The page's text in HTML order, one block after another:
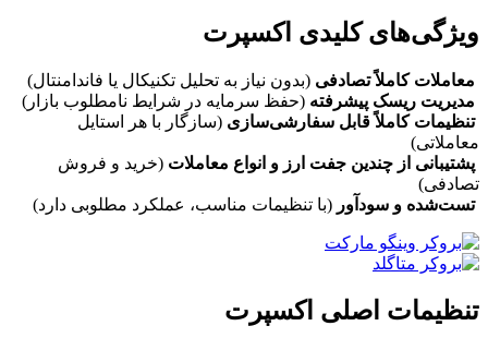
کلیدی اکسپرت
کاملاً تصادفی(بدون نیاز به تحلیل تکنیکال یا فاندامنتال)
ریسک پیشرفته(حفظ سرمایه در شرایط نامطلوب بازار)
کاملاً قابل سفارشی‌سازی(سازگار با هر استایل
از چندین جفت ارز و انواع معاملات(خرید و فروش
و سودآور(با تنظیمات مناسب، عملکرد مطلوبی دارد)
اصلی اکسپرت